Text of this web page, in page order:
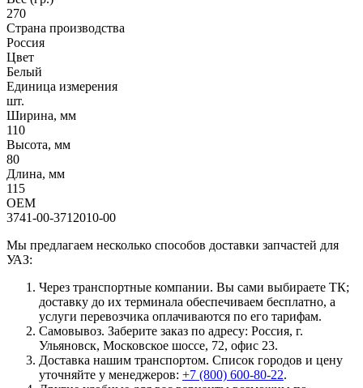
270
Страна производства
Россия
Цвет
Белый
Единица измерения
шт.
Ширина, мм
110
Высота, мм
80
Длина, мм
115
OEM
3741-00-3712010-00
Мы предлагаем несколько способов доставки запчастей для
УАЗ:
Через транспортные компании. Вы сами выбираете ТК;
доставку до их терминала обеспечиваем бесплатно, а
услуги перевозчика оплачиваются по его тарифам.
Самовывоз. Заберите заказ по адресу: Россия, г.
Ульяновск, Московское шоссе, 72, офис 23.
Доставка нашим транспортом. Список городов и цену
уточняйте у менеджеров: +7 (800) 600-80-22.